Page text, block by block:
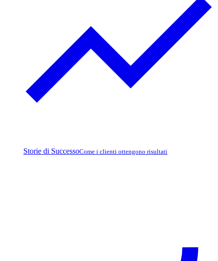
Storie di SuccessoCome i clienti ottengono risultati